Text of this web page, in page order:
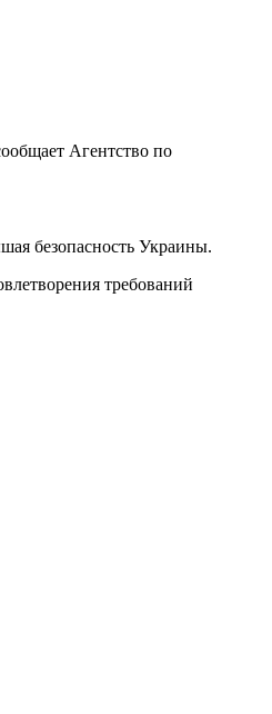
Агентство по
безопасность Украины.
требований